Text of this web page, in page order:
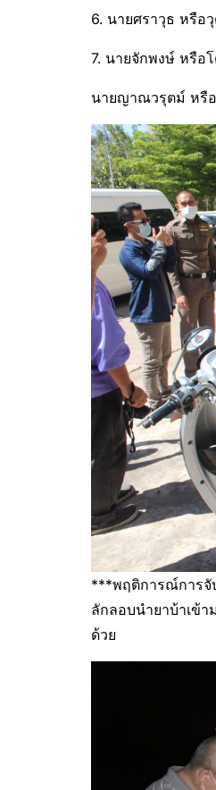
6. นายศราวุธ หรือ
7. นายจักพงษ์ หรือ
นายญาณวรุตม์ หรื
***พฤติการณ์การจั
ลักลอบนำยาบ้าเข้
ด้วย